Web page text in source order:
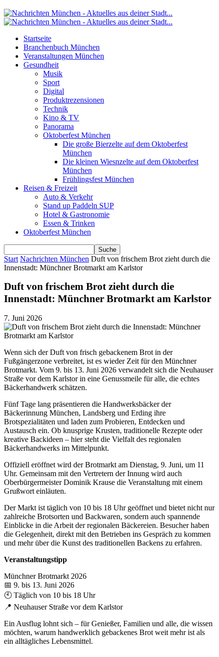
Startseite
Branchenbuch München
Veranstaltungen München
Gesundheit
Musik
Sport
Digital
Produktrezensionen
Technik
Kino & TV
Panorama
Oktoberfest München
Die große Bierzelte auf dem Oktoberfest
München
Die kleinen Wiesnzelte auf dem Oktoberfest
München
Frühlingsfest München
Reisen & Freizeit
Auto & Verkehr
Stand up Paddeln SUP
Hotel & Gastronomie
Essen & Trinken
Oktoberfest München
Start Nachrichten München Duft von frischem Brot zieht durch die
Innenstadt: Münchner Brotmarkt am Karlstor
Duft von frischem Brot zieht durch die
Innenstadt: Münchner Brotmarkt am Karlstor
7. Juni 2026
Wenn sich der Duft von frisch gebackenem Brot in der
Fußgängerzone verbreitet, ist es wieder Zeit für den Münchner
Brotmarkt. Vom 9. bis 13. Juni 2026 verwandelt sich die Neuhauser
Straße vor dem Karlstor in eine Genussmeile für alle, die echtes
Bäckerhandwerk schätzen.
Fünf Tage lang präsentieren die Handwerksbäcker der
Bäckerinnung München, Landsberg und Erding ihre
Brotspezialitäten und laden zum Probieren, Entdecken und
Austausch ein. Ob knusprige Krusten, traditionelle Rezepte oder
kreative Backideen – hier steht die Vielfalt des regionalen
Bäckerhandwerks im Mittelpunkt.
Offiziell eröffnet wird der Brotmarkt am Dienstag, 9. Juni, um 11
Uhr. Gemeinsam mit den Vertretern der Innung wird auch
Oberbürgermeister Dominik Krause die Veranstaltung mit einem
Grußwort einläuten.
Der Markt ist täglich von 10 bis 18 Uhr geöffnet und bietet nicht nur
zahlreiche Brotsorten und Backwaren, sondern auch spannende
Einblicke in die Arbeit der regionalen Bäckereien. Besucher haben
die Gelegenheit, direkt mit den Betrieben ins Gespräch zu kommen
und mehr über die Kunst des traditionellen Backens zu erfahren.
Veranstaltungstipp
Münchner Brotmarkt 2026
📅 9. bis 13. Juni 2026
🕙 Täglich von 10 bis 18 Uhr
📍 Neuhauser Straße vor dem Karlstor
Ein Ausflug lohnt sich – für Genießer, Familien und alle, die wissen
möchten, warum handwerklich gebackenes Brot weit mehr ist als
ein alltägliches Lebensmittel.